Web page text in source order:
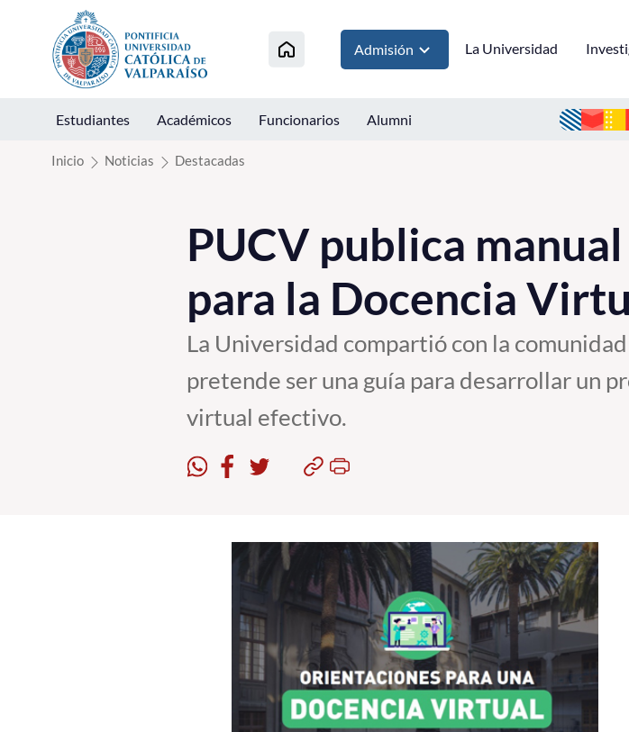
Click acá para ir directamente al contenido
Admisión La Universidad
Estudiantes Académicos Funcionarios Alumni
Inicio Noticias Destacadas
PUCV publica
para la Docencia
La Universidad compartió con la
pretende ser una guía para desarrollar un
virtual efectivo.